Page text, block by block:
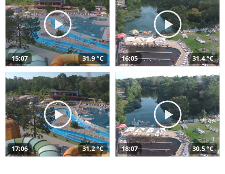
15:07 31,9 °C 16:05 31,4 °C
17:06 31,2 °C 18:07 30,5 °C